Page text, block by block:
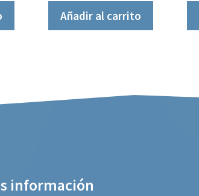
Añadir al carrito
información